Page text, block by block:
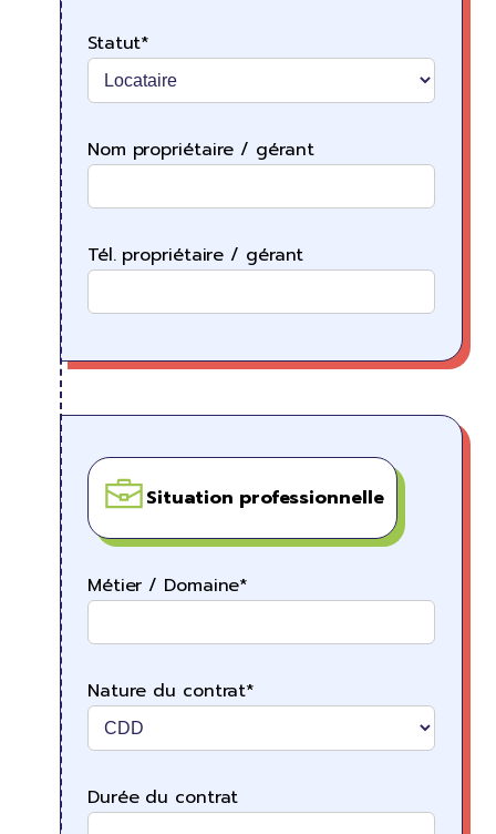
Statut*
Nom propriétaire / gérant
Tél. propriétaire / gérant
Situation professionnelle
Métier / Domaine*
Nature du contrat*
Durée du contrat